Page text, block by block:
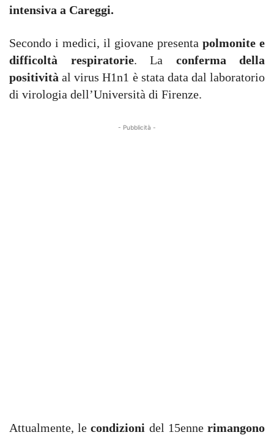
intensiva a Careggi.
Secondo i medici, il giovane presenta polmonite e
difficoltà respiratorie. La conferma della
positività al virus H1n1 è stata data dal laboratorio
di virologia dell’Università di Firenze.
- Pubblicità -
Attualmente, lecondizioni del 15ennerimangono